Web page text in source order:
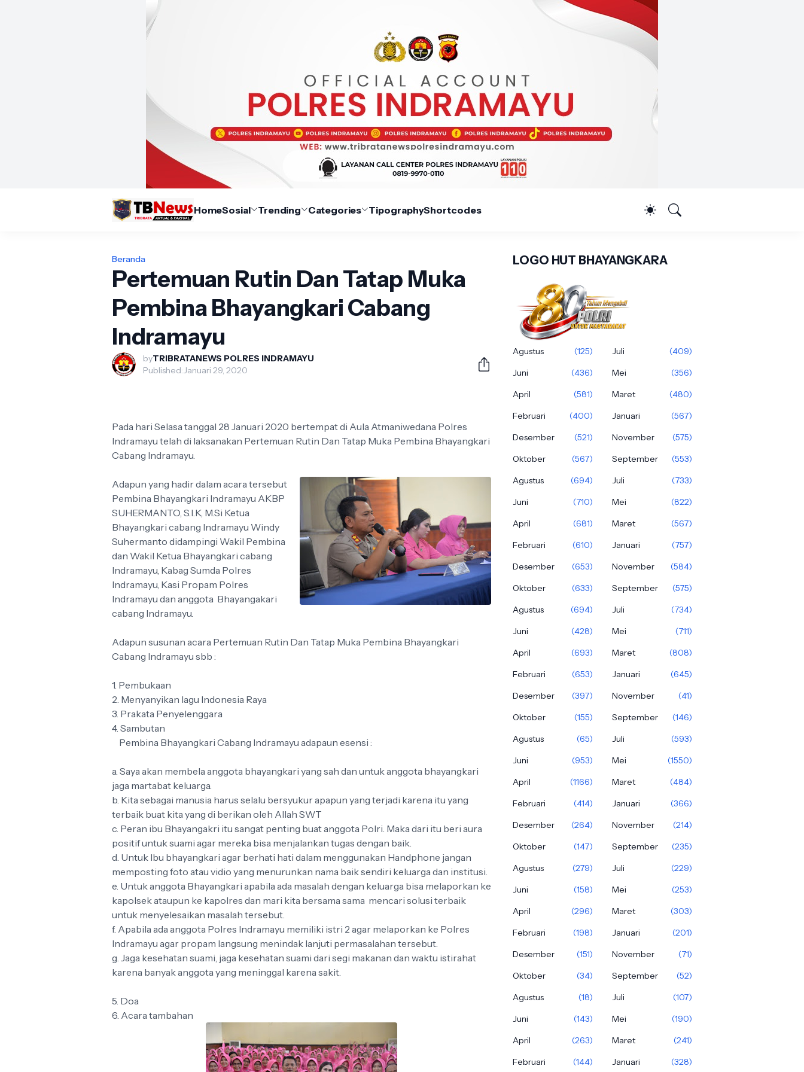
HomeSosial Trending Categories TipographyShortcodes
Beranda
Pertemuan Rutin Dan Tatap Muka
Pembina Bhayangkari Cabang
Indramayu
byTRIBRATANEWS POLRES INDRAMAYU
Published:Januari 29, 2020
Pada hari Selasa tanggal 28 Januari 2020 bertempat di Aula Atmaniwedana Polres
Indramayu telah di laksanakan Pertemuan Rutin Dan Tatap Muka Pembina Bhayangkari
Cabang Indramayu.
Adapun yang hadir dalam acara tersebut
Pembina Bhayangkari Indramayu AKBP
SUHERMANTO, S.I.K, M.Si Ketua
Bhayangkari cabang Indramayu Windy
Suhermanto didampingi Wakil Pembina
dan Wakil Ketua Bhayangkari cabang
Indramayu, Kabag Sumda Polres
Indramayu, Kasi Propam Polres
Indramayu dan anggota Bhayangakari
cabang Indramayu.
Adapun susunan acara Pertemuan Rutin Dan Tatap Muka Pembina Bhayangkari
Cabang Indramayu sbb :
1. Pembukaan
2. Menyanyikan lagu Indonesia Raya
3. Prakata Penyelenggara
4. Sambutan
Pembina Bhayangkari Cabang Indramayu adapaun esensi :
a. Saya akan membela anggota bhayangkari yang sah dan untuk anggota bhayangkari
jaga martabat keluarga.
b. Kita sebagai manusia harus selalu bersyukur apapun yang terjadi karena itu yang
terbaik buat kita yang di berikan oleh Allah SWT
c. Peran ibu Bhayangakri itu sangat penting buat anggota Polri. Maka dari itu beri aura
positif untuk suami agar mereka bisa menjalankan tugas dengan baik.
d. Untuk Ibu bhayangkari agar berhati hati dalam menggunakan Handphone jangan
memposting foto atau vidio yang menurunkan nama baik sendiri keluarga dan institusi.
e. Untuk anggota Bhayangkari apabila ada masalah dengan keluarga bisa melaporkan ke
kapolsek ataupun ke kapolres dan mari kita bersama sama mencari solusi terbaik
untuk menyelesaikan masalah tersebut.
f. Apabila ada anggota Polres Indramayu memiliki istri 2 agar melaporkan ke Polres
Indramayu agar propam langsung menindak lanjuti permasalahan tersebut.
g. Jaga kesehatan suami, jaga kesehatan suami dari segi makanan dan waktu istirahat
karena banyak anggota yang meninggal karena sakit.
5. Doa
6. Acara tambahan
LOGO HUT BHAYANGKARA
Agustus (125) Juli
(409)
Juni
(436) Mei
(356)
April
(581) Maret
(480)
Februari
(400) Januari
(567)
Desember
(521) November
(575)
Oktober
(567) September
(553)
Agustus
(694) Juli
(733)
Juni
(710) Mei
(822)
April
(681) Maret
(567)
Februari
(610) Januari
(757)
Desember
(653) November
(584)
Oktober
(633) September
(575)
Agustus
(694) Juli
(734)
Juni
(428) Mei
(711)
April
(693) Maret
(808)
Februari
(653) Januari
(645)
Desember
(397) November
(41)
Oktober
(155) September
(146)
Agustus
(65) Juli
(593)
Juni
(953) Mei
(1550)
April
(1166) Maret
(484)
Februari
(414) Januari
(366)
Desember
(264) November
(214)
Oktober
(147) September
(235)
Agustus
(279) Juli
(229)
Juni
(158) Mei
(253)
April
(296) Maret
(303)
Februari
(198) Januari
(201)
Desember
(151) November
(71)
Oktober
(34) September
(52)
Agustus
(18) Juli
(107)
Juni
(143) Mei
(190)
April
(263) Maret
(241)
Februari
(144) Januari
(328)